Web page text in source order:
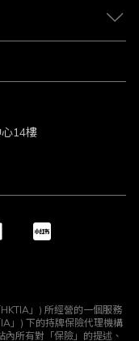
14樓
」) 所經營的一個服務
」) 下的持牌保險代理機構
所有對「保險」的提述、